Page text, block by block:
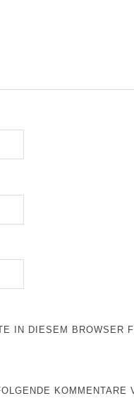
IN DIESEM BROWSER
KOMMENTARE